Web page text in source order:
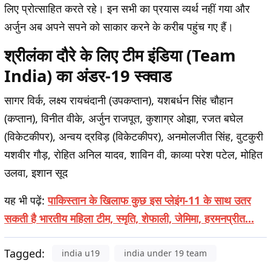
लिए प्रोत्साहित करते रहे। इन सभी का प्रयास व्यर्थ नहीं गया और
अर्जुन अब अपने सपने को साकार करने के करीब पहुंच गए हैं।
श्रीलंका दौरे के लिए टीम इंडिया (Team
India) का अंडर-19 स्क्वाड
सागर विर्क, लक्ष्य रायचंदानी (उपकप्तान), यशबर्धन सिंह चौहान
(कप्तान), विनीत वीके, अर्जुन राजपूत, कुशाग्र ओझा, रजत बघेल
(विकेटकीपर), अन्वय द्रविड़ (विकेटकीपर), अनमोलजीत सिंह, वुटकुरी
यशवीर गौड़, रोहित अनिल यादव, शाविन वी, काव्या परेश पटेल, मोहित
उलवा, इशान सूद
यह भी पढ़ें:पाकिस्तान के खिलाफ कुछ इस प्लेइंग-11 के साथ उतर
सकती है भारतीय महिला टीम, स्मृति, शेफाली, जेमिमा, हरमनप्रीत...
Tagged: india u19
india under 19 team